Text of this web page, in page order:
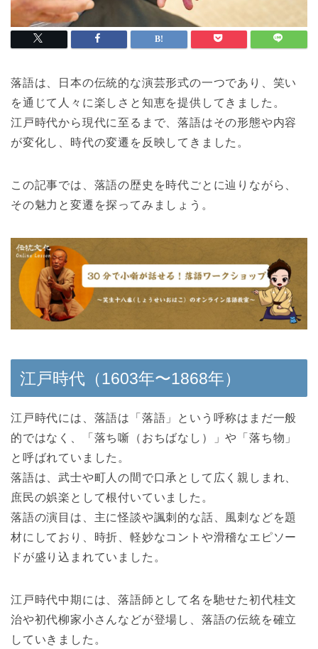
落語は、日本の伝統的な演芸形式の一つであり、笑い
を通じて人々に楽しさと知恵を提供してきました。
江戸時代から現代に至るまで、落語はその形態や内容
が変化し、時代の変遷を反映してきました。
この記事では、落語の歴史を時代ごとに辿りながら、
その魅力と変遷を探ってみましょう。
江戸時代（1603年〜1868年）
江戸時代には、落語は「落語」という呼称はまだ一般
的ではなく、「落ち噺（おちばなし）」や「落ち物」
と呼ばれていました。
落語は、武士や町人の間で口承として広く親しまれ、
庶民の娯楽として根付いていました。
落語の演目は、主に怪談や諷刺的な話、風刺などを題
材にしており、時折、軽妙なコントや滑稽なエピソー
ドが盛り込まれていました。
江戸時代中期には、落語師として名を馳せた初代桂文
治や初代柳家小さんなどが登場し、落語の伝統を確立
していきました。